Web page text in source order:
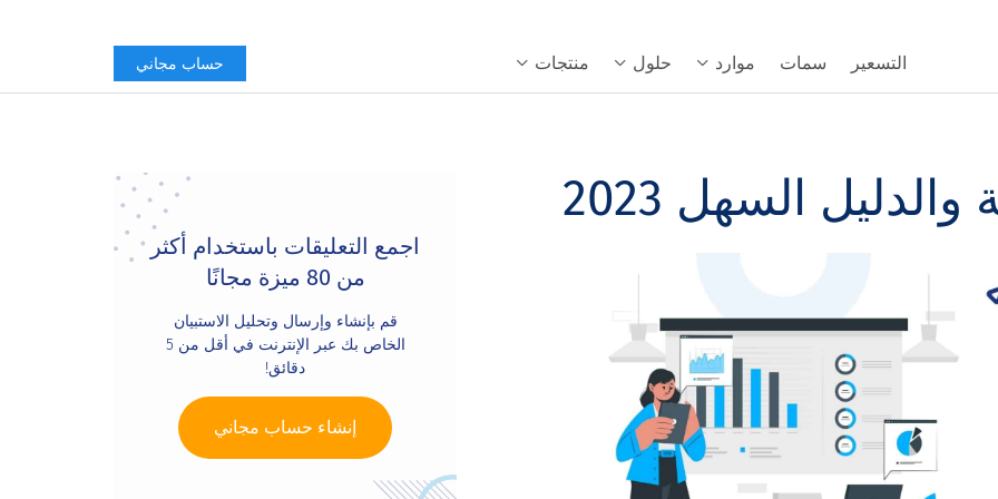
منتجات حلول موارد سمات التسعير حساب مجاني
السهل 2023
Sidebar
اجمع التعليقات باستخدام أكثر
من 80 ميزة مجانًا
قم بإنشاء وإرسال وتحليل الاستبيان
الخاص بك عبر الإنترنت في أقل من 5
دقائق!
إنشاء حساب مجاني